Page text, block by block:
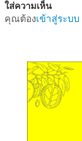
ใส่ความเห็น
คุณต้องเข้าสู่ระบบ